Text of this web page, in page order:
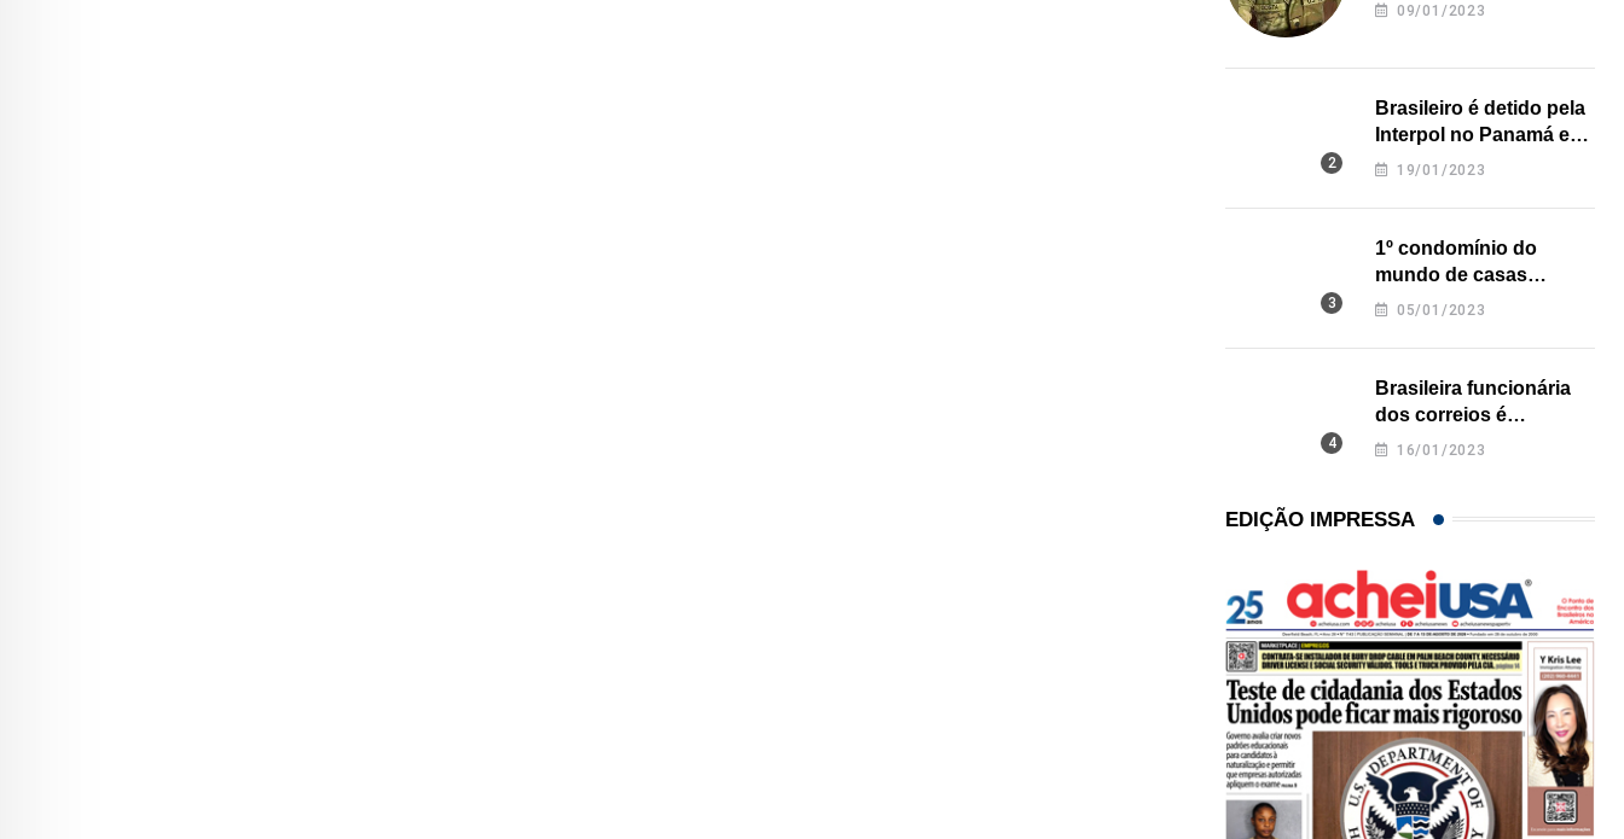
09/01/2023
Brasileiro é detido pela
Interpol no Panamá e
pode pegar prisão
19/01/2023
1º condomínio do
mundo de casas
impressas em 3D é
05/01/2023
Brasileira funcionária
dos correios é
assassinada a facadas
16/01/2023
EDIÇÃO IMPRESSA